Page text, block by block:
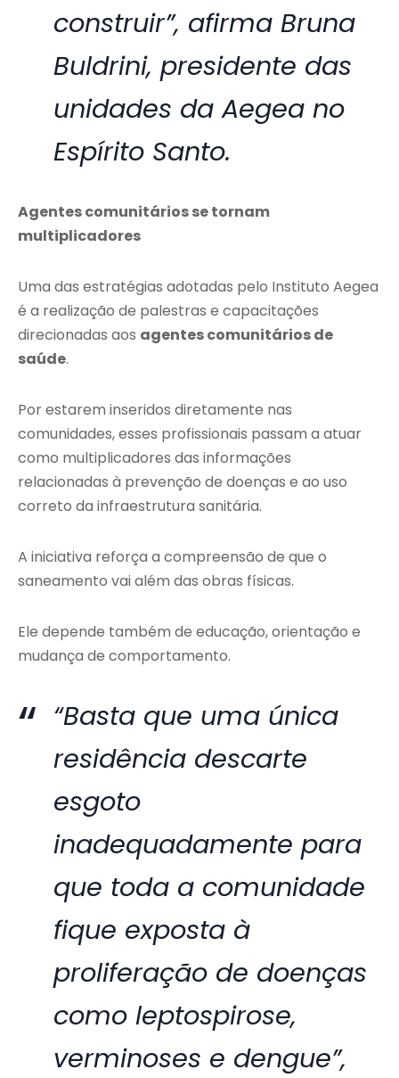
construir”, afirma Bruna
Buldrini, presidente das
unidades da Aegea no
Espírito Santo.
Agentes comunitários se tornam
multiplicadores
Uma das estratégias adotadas pelo Instituto Aegea
é a realização de palestras e capacitações
direcionadas aos agentes comunitários de
saúde.
Por estarem inseridos diretamente nas
comunidades, esses profissionais passam a atuar
como multiplicadores das informações
relacionadas à prevenção de doenças e ao uso
correto da infraestrutura sanitária.
A iniciativa reforça a compreensão de que o
saneamento vai além das obras físicas.
Ele depende também de educação, orientação e
mudança de comportamento.
“Basta que uma única
residência descarte
esgoto
inadequadamente para
que toda a comunidade
fique exposta à
proliferação de doenças
como leptospirose,
verminoses e dengue”,